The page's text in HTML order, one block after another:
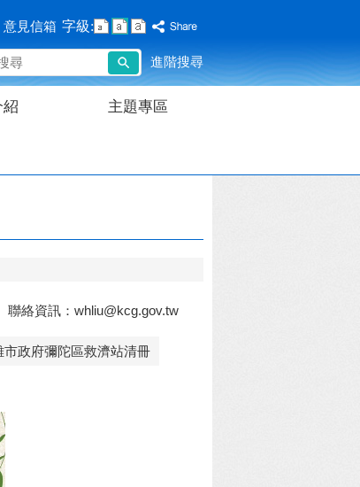
意見信箱 字級:
搜
尋
進階搜尋
紹 主題專區
絡資訊：whliu@kcg.gov.tw
市政府彌陀區救濟站清冊